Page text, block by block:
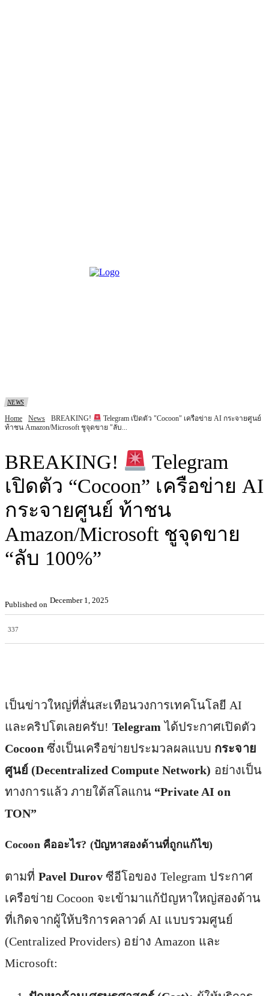
NEWS
Home News BREAKING!
Telegram เปิดตัว "Cocoon" เครือข่าย AI กระจายศูนย์
ท้าชน Amazon/Microsoft ชูจุดขาย "ลับ...
BREAKING!
Telegram
เปิดตัว “Cocoon” เครือข่าย AI
กระจายศูนย์ ท้าชน
Amazon/Microsoft ชูจุดขาย
“ลับ 100%”
Published on December 1, 2025
337
เป็นข่าวใหญ่ที่สั่นสะเทือนวงการเทคโนโลยี AI
และคริปโตเลยครับ! Telegram ได้ประกาศเปิดตัว
Cocoon ซึ่งเป็นเครือข่ายประมวลผลแบบ กระจาย
ศูนย์ (Decentralized Compute Network) อย่างเป็น
ทางการแล้ว ภายใต้สโลแกน “Private AI on
TON”
Cocoon คืออะไร? (ปัญหาสองด้านที่ถูกแก้ไข)
ตามที่ Pavel Durovซีอีโอของ Telegram ประกาศ
เครือข่าย Cocoon จะเข้ามาแก้ปัญหาใหญ่สองด้าน
ที่เกิดจากผู้ให้บริการคลาวด์ AI แบบรวมศูนย์
(Centralized Providers) อย่าง Amazon และ
Microsoft: